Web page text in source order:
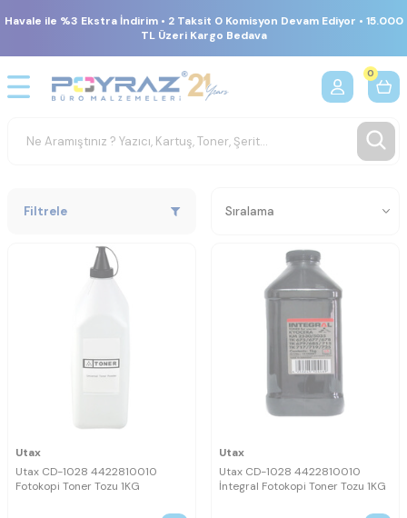
Havale ile %3 Ekstra İndirim • 2 Taksit 0 Komisyon Devam Ediyor • 15.000
TL Üzeri Kargo Bedava
0
Filtrele
Utax
Utax CD-1028 4422810010
Fotokopi Toner Tozu 1KG
Utax
Utax CD-1028 4422810010
İntegral Fotokopi Toner Tozu 1KG